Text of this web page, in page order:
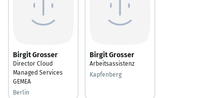
Birgit Grosser
Director Cloud
Managed Services
GEMEA
Berlin
Birgit Grosser
Arbeitsassistenz
Kapfenberg